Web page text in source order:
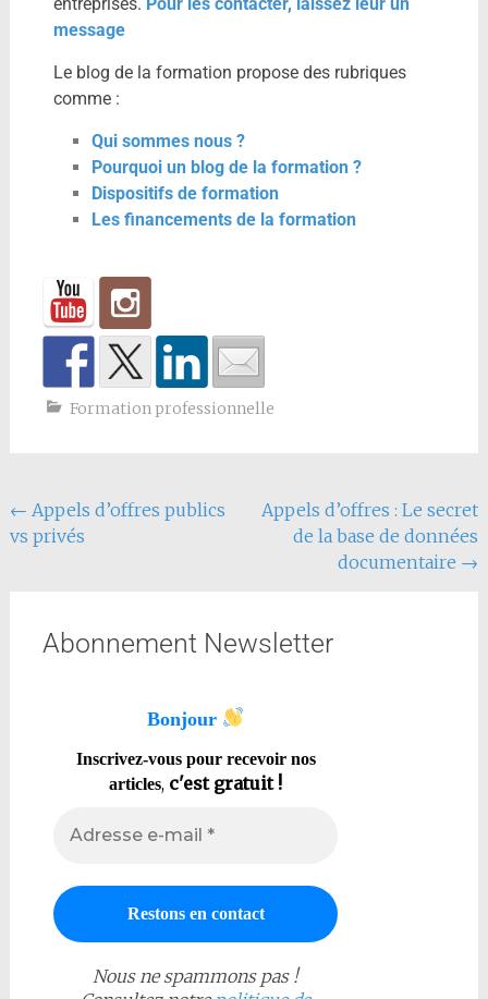
message
Le blog de la formation propose des rubriques
comme :
Qui sommes nous ?
Pourquoi un blog de la formation ?
Dispositifs de formation
Les financements de la formation
Formation professionnelle
← Appels d’offres publics
vs privés
Appels d’offres : Le secret
de la base de données
documentaire →
Abonnement Newsletter
Bonjour
Inscrivez-vous pour recevoir nos
articles, c'est gratuit !
Nous ne spammons pas !